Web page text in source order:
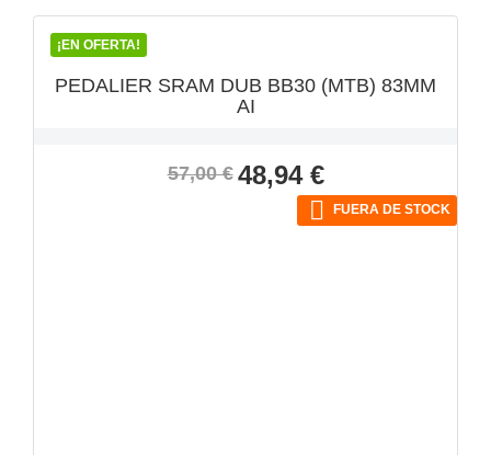
¡EN OFERTA!
PEDALIER SRAM DUB BB30 (MTB) 83MM
AI
Precio
57,00 € Precio
48,94 €
 FUERA DE STOCK